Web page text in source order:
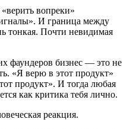
вопреки»
И граница между
тонкая. Почти невидимая
фаундеров бизнес — это не
«Я верю в этот продукт»
продукт». И тогда любая
как критика тебя лично.
реакция.